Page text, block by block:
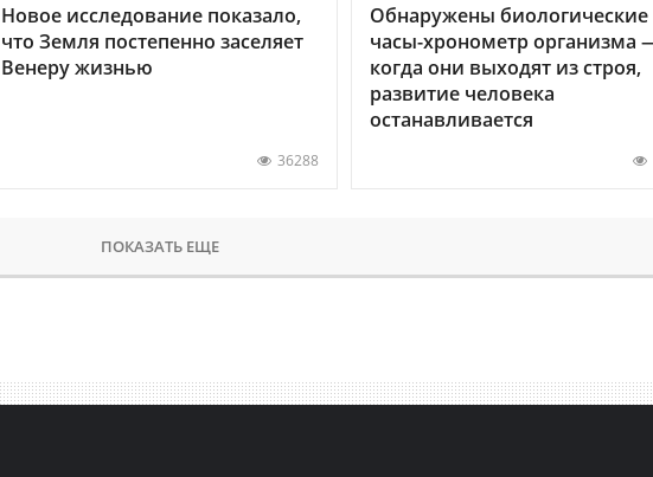
Новое исследование показало,
что Земля постепенно заселяет
Венеру жизнью
36288
Обнаружены биологические
часы-хронометр организма
когда они выходят из строя,
развитие человека
останавливается
ПОКАЗАТЬ ЕЩЕ